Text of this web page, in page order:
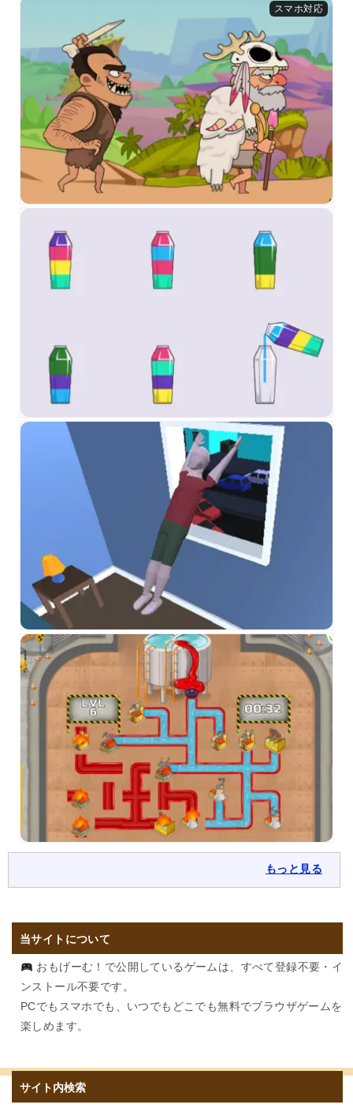
もっと見る
当サイトについて
おもげーむ！で公開しているゲームは、すべて登録不要・イ
ンストール不要です。
PCでもスマホでも、いつでもどこでも無料でブラウザゲームを
楽しめます。
サイト内検索